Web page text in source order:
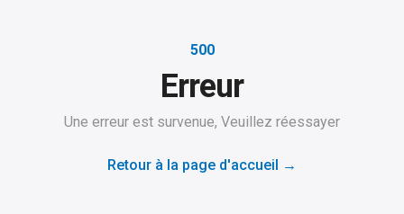
500
Erreur
Une erreur est survenue, Veuillez réessayer
Retour à la page d'accueil →